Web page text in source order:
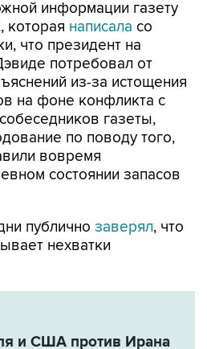
информации газету
которая написала со
что президент на
потребовал от
из-за истощения
на фоне конфликта с
газеты,
по поводу того,
вовремя
состоянии запасов
публично заверял, что
нехватки
и США против Ирана